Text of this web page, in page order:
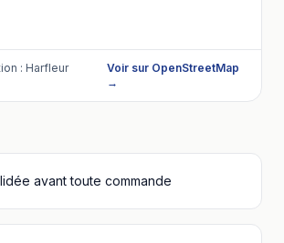
: Harfleur
Voir sur OpenStreetMap
→
avant toute commande